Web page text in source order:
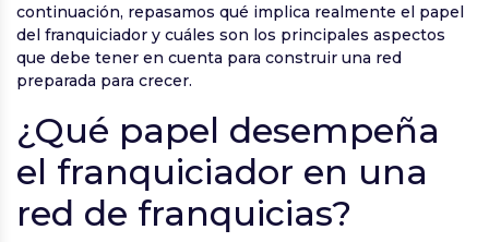
continuación, repasamos qué implica realmente el papel
del franquiciador y cuáles son los principales aspectos
que debe tener en cuenta para construir una red
preparada para crecer.
¿Qué papel desempeña
el franquiciador en una
red de franquicias?